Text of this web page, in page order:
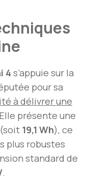
4 s’appuie sur la
pour sa
à délivrer une
présente une
(soit 19,1 Wh), ce
plus robustes
standard de
.